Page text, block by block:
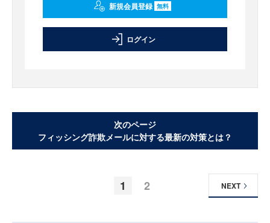
新規会員登録 無料
ログイン
次のページ
フィッシング詐欺メールに対する最新の対策とは？
1 2 NEXT